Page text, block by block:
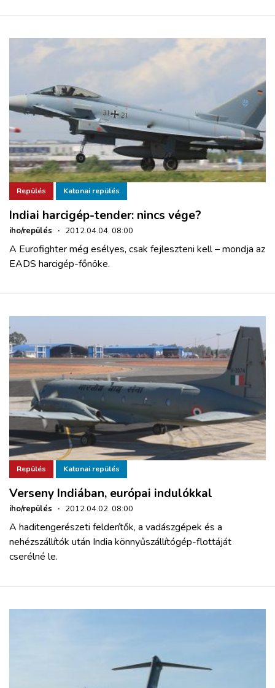
Repülés Katonai repülés
Indiai harcigép-tender: nincs vége?
iho/repülés · 2012.04.04. 08:00
A Eurofighter még esélyes, csak fejleszteni kell – mondja az
EADS harcigép-főnöke.
Repülés Katonai repülés
Verseny Indiában, európai indulókkal
iho/repülés · 2012.04.02. 08:00
A haditengerészeti felderítők, a vadászgépek és a
nehézszállítók után India könnyűszállítógép-flottáját
cserélné le.